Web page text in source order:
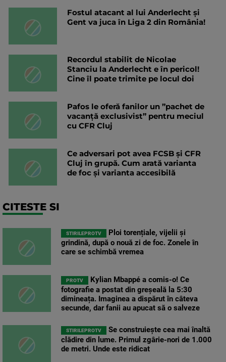
Fostul atacant al lui Anderlecht și
Gent va juca în Liga 2 din România!
Recordul stabilit de Nicolae
Stanciu la Anderlecht e în pericol!
Cine îl poate trimite pe locul doi
Pafos le oferă fanilor un ”pachet de
vacanță exclusivist” pentru meciul
cu CFR Cluj
Ce adversari pot avea FCSB și CFR
Cluj în grupă. Cum arată varianta
de foc și varianta accesibilă
CITESTE SI
STIRILEPROTV
Ploi torențiale, vijelii și
grindină, după o nouă zi de foc. Zonele în
care se schimbă vremea
PROTV
Kylian Mbappé a comis-o! Ce
fotografie a postat din greșeală la 5:30
dimineața. Imaginea a dispărut în câteva
secunde, dar fanii au apucat să o salveze
STIRILEPROTV
Se construiește cea mai înaltă
clădire din lume. Primul zgârie-nori de 1.000
de metri. Unde este ridicat